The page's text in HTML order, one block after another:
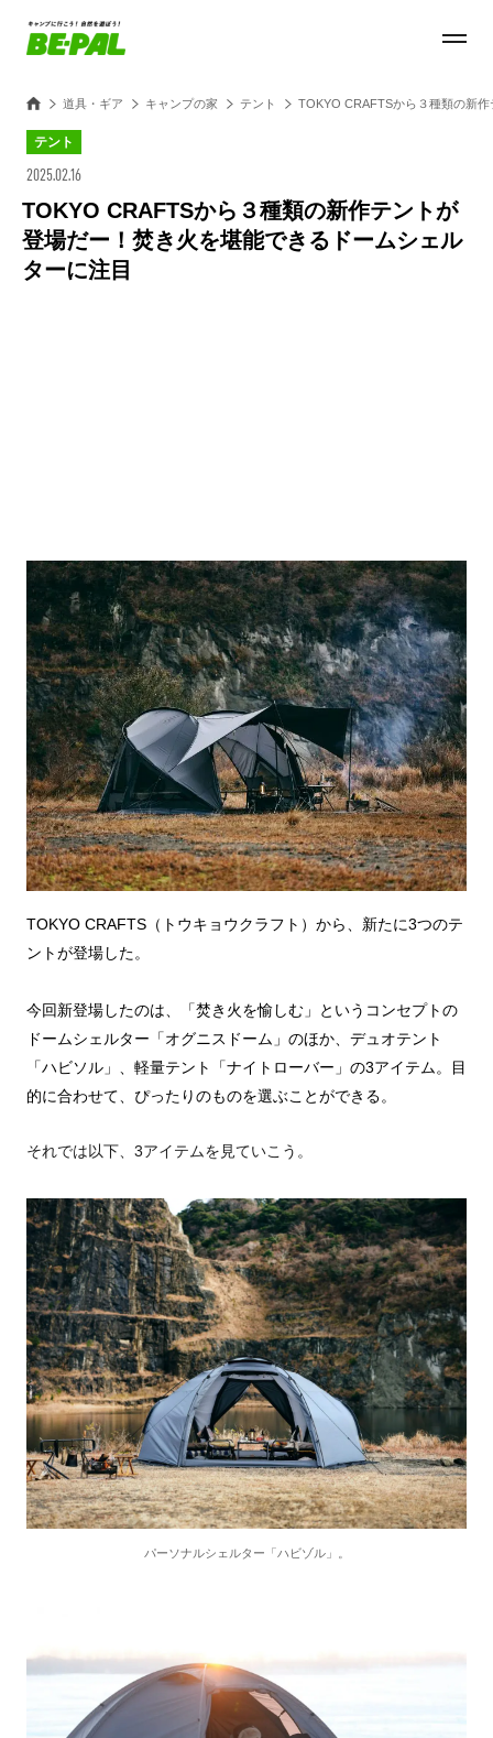
道具・ギア キャンプの家 テント TOKYO CRAFTSから３種類の新
テント
2025.02.16
TOKYO CRAFTSから３種類の新作テントが
登場だー！焚き火を堪能できるドームシェル
ターに注目
TOKYO CRAFTS（トウキョウクラフト）から、新たに3つのテ
ントが登場した。
今回新登場したのは、「焚き火を愉しむ」というコンセプトの
ドームシェルター「オグニスドーム」のほか、デュオテント
「ハビソル」、軽量テント「ナイトローバー」の3アイテム。目
的に合わせて、ぴったりのものを選ぶことができる。
それでは以下、3アイテムを見ていこう。
パーソナルシェルター「ハビゾル」。